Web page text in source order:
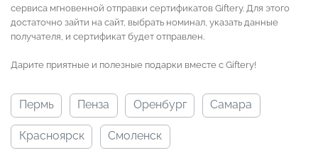
сервиса мгновенной отправки сертификатов Giftery. Для этого
достаточно зайти на сайт, выбрать номинал, указать данные
получателя, и сертификат будет отправлен.
Дарите приятные и полезные подарки вместе с Giftery!
пермь пенза оренбург самара
красноярск смоленск